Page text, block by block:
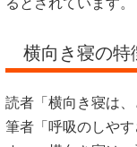
横向き寝の特
読者「横向き寝は、
筆者「呼吸のしや